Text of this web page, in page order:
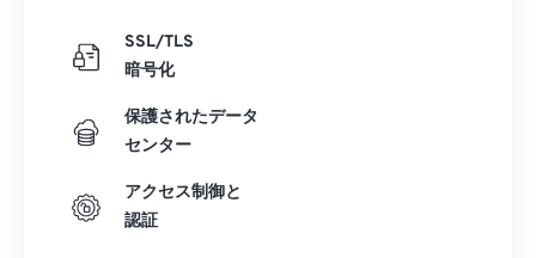
SSL/TLS
暗号化
保護されたデータ
センター
アクセス制御と
認証